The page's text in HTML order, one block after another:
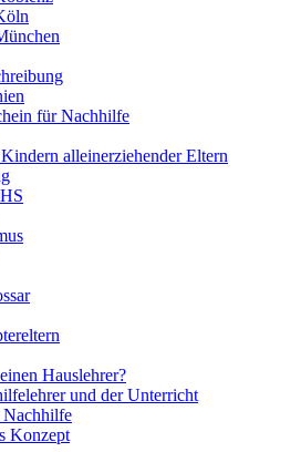
für Nachhilfe
alleinerziehender Eltern
Hauslehrer?
und der Unterricht
Nachhilfe
Konzept